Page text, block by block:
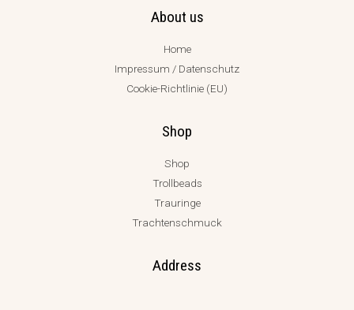
About us
Home
Impressum / Datenschutz
Cookie-Richtlinie (EU)
Shop
Shop
Trollbeads
Trauringe
Trachtenschmuck
Address